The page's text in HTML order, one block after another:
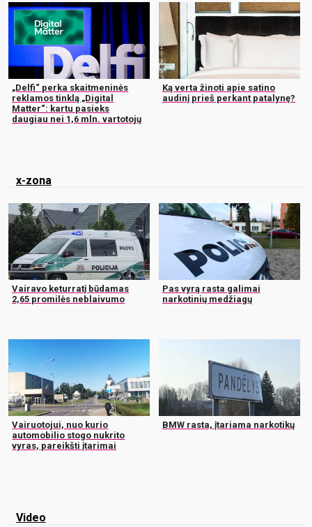
„Delfi“ perka skaitmeninės
reklamos tinklą „Digital
Matter“: kartu pasieks
daugiau nei 1,6 mln. vartotojų
Ką verta žinoti apie satino
audinį prieš perkant patalynę?
x-zona
Vairavo keturratį būdamas
2,65 promilės neblaivumo
Pas vyrą rasta galimai
narkotinių medžiagų
Vairuotojui, nuo kurio
automobilio stogo nukrito
vyras, pareikšti įtarimai
BMW rasta, įtariama narkotikų
Video